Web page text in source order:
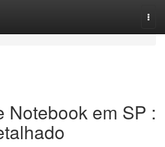
Notebook em SP :